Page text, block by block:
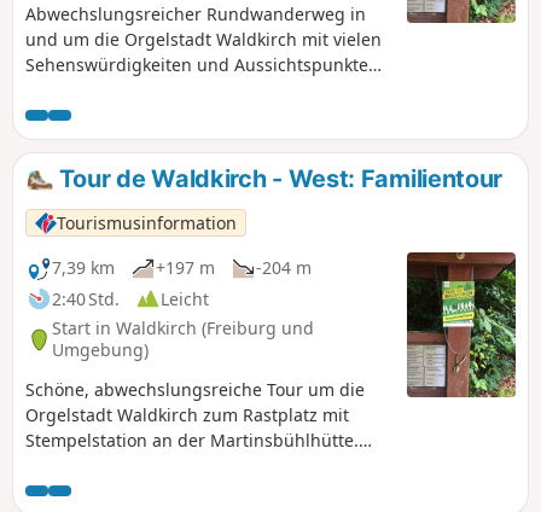
Abwechslungsreicher Rundwanderweg in
und um die Orgelstadt Waldkirch mit vielen
Sehenswürdigkeiten und Aussichtspunkten
Tour de Waldkirch - West: Familientour
Tourismusinformation
7,39 km
+197 m
-204 m
2:40 Std.
Leicht
Start in Waldkirch (Freiburg und
Umgebung)
Schöne, abwechslungsreiche Tour um die
Orgelstadt Waldkirch zum Rastplatz mit
Stempelstation an der Martinsbühlhütte.